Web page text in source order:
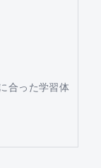
合った学習体